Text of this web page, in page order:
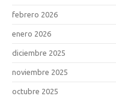
febrero 2026
enero 2026
diciembre 2025
noviembre 2025
octubre 2025